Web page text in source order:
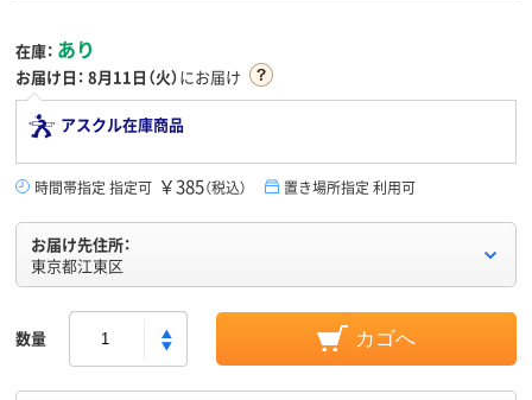
在庫： あり
お届け日： 8月11日（火）にお届け
アスクル在庫商品
時間帯指定 指定可 ￥385（税込） 置き場所指定 利用可
お届け先住所：
東京都江東区
数量 カゴへ